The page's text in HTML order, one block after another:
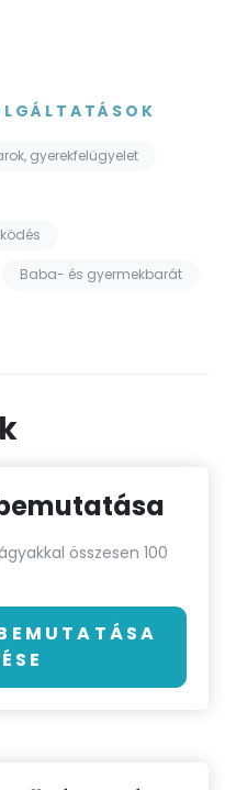
gyerekfelügyelet
Baba- és gyermekbarát
összesen 100